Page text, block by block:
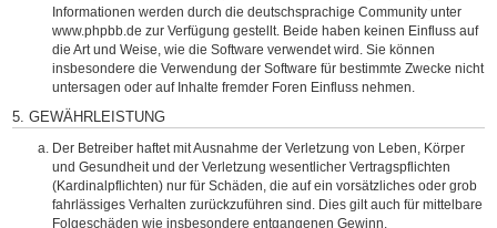
Informationen werden durch die deutschsprachige Community unter
www.phpbb.de zur Verfügung gestellt. Beide haben keinen Einfluss auf
die Art und Weise, wie die Software verwendet wird. Sie können
insbesondere die Verwendung der Software für bestimmte Zwecke nicht
untersagen oder auf Inhalte fremder Foren Einfluss nehmen.
5. GEWÄHRLEISTUNG
Der Betreiber haftet mit Ausnahme der Verletzung von Leben, Körper
und Gesundheit und der Verletzung wesentlicher Vertragspflichten
(Kardinalpflichten) nur für Schäden, die auf ein vorsätzliches oder grob
fahrlässiges Verhalten zurückzuführen sind. Dies gilt auch für mittelbare
Folgeschäden wie insbesondere entgangenen Gewinn.